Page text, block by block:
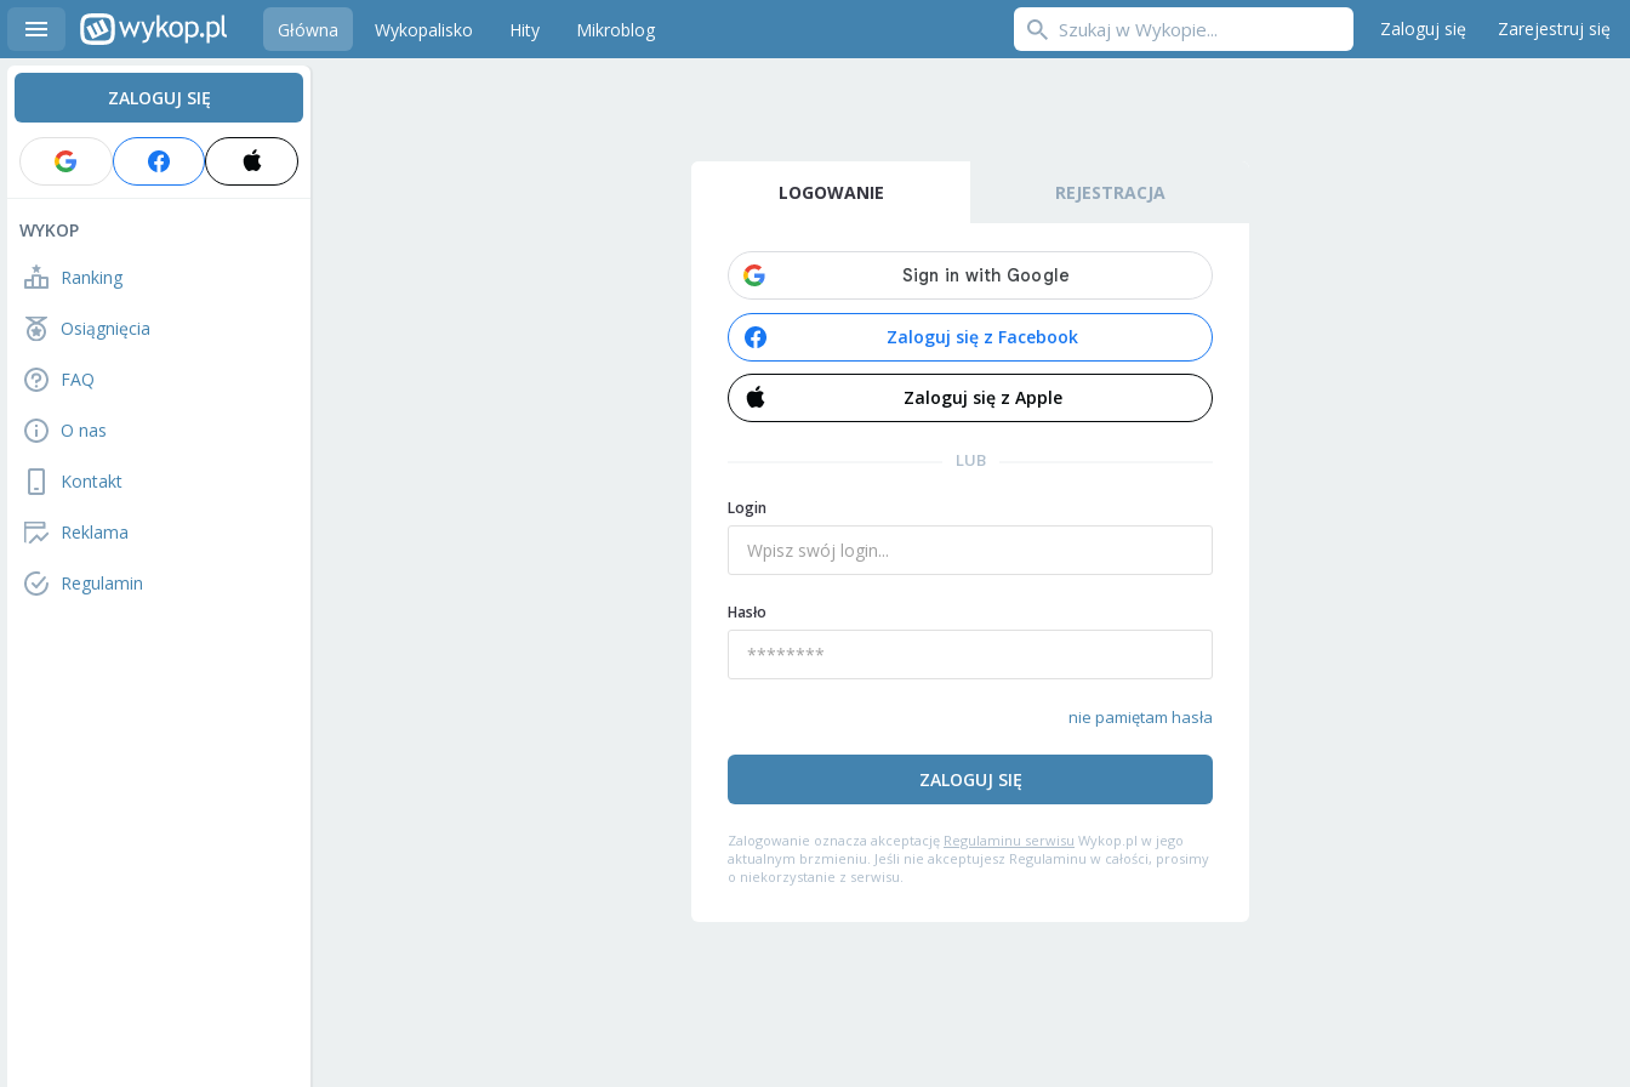
Główna Wykopalisko Hity Mikroblog Zaloguj się Zarejestruj się
ZALOGUJ SIĘ
WYKOP
Ranking
Osiągnięcia
FAQ
O nas
Kontakt
Reklama
Regulamin
LOGOWANIE REJESTRACJA
Zaloguj się z Facebook
Zaloguj się z Apple
LUB
Login
Hasło
nie pamiętam hasła
ZALOGUJ SIĘ
Zalogowanie oznacza akceptację Regulaminu serwisu Wykop.pl w jego
aktualnym brzmieniu. Jeśli nie akceptujesz Regulaminu w całości, prosimy
o niekorzystanie z serwisu.